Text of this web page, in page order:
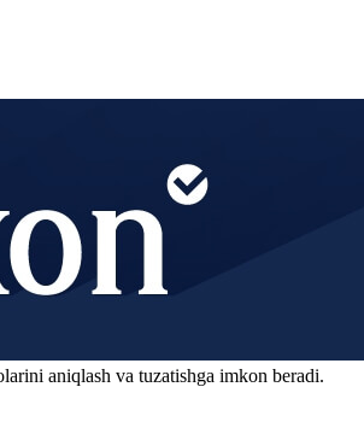
aniqlash va tuzatishga imkon beradi.